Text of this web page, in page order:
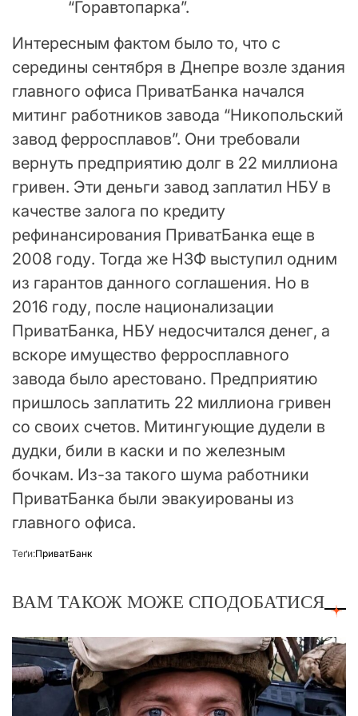
“Горавтопарка”.
Интересным фактом было то, что с
середины сентября в Днепре возле здания
главного офиса ПриватБанка начался
митинг работников завода “Никопольский
завод ферросплавов”. Они требовали
вернуть предприятию долг в 22 миллиона
гривен. Эти деньги завод заплатил НБУ в
качестве залога по кредиту
рефинансирования ПриватБанка еще в
2008 году. Тогда же НЗФ выступил одним
из гарантов данного соглашения. Но в
2016 году, после национализации
ПриватБанка, НБУ недосчитался денег, а
вскоре имущество ферросплавного
завода было арестовано. Предприятию
пришлось заплатить 22 миллиона гривен
со своих счетов. Митингующие дудели в
дудки, били в каски и по железным
бочкам. Из-за такого шума работники
ПриватБанка были эвакуированы из
главного офиса.
Теґи:ПриватБанк
ВАМ ТАКОЖ МОЖЕ СПОДОБАТИСЯ